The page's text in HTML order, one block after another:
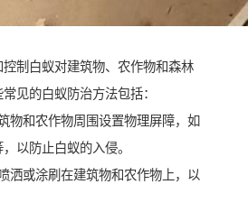
制白蚁对建筑物、农作物和森林
见的白蚁防治方法包括：
物和农作物周围设置物理屏障，如
以防止白蚁的入侵。
洒或涂刷在建筑物和农作物上，以